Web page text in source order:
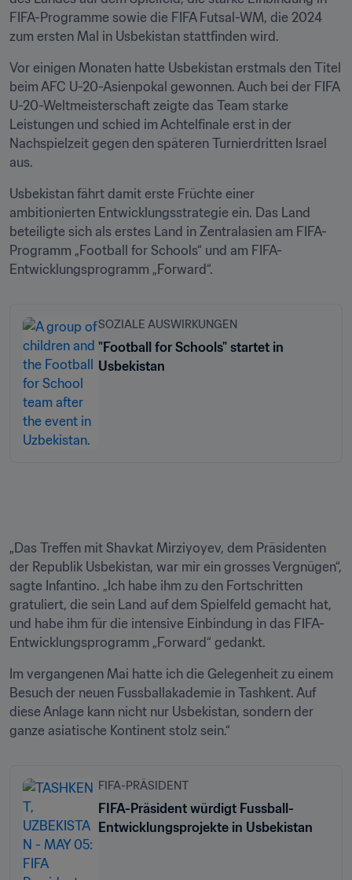
FIFA-Programme sowie die FIFA Futsal-WM, die 2024
zum ersten Mal in Usbekistan stattfinden wird.
Vor einigen Monaten hatte Usbekistan erstmals den Titel
beim AFC U-20-Asienpokal gewonnen. Auch bei der FIFA
U-20-Weltmeisterschaft zeigte das Team starke
Leistungen und schied im Achtelfinale erst in der
Nachspielzeit gegen den späteren Turnierdritten Israel
aus.
Usbekistan fährt damit erste Früchte einer
ambitionierten Entwicklungsstrategie ein. Das Land
beteiligte sich als erstes Land in Zentralasien am FIFA-
Programm „Football for Schools“ und am FIFA-
Entwicklungsprogramm „Forward“.
SOZIALE AUSWIRKUNGEN
"Football for Schools" startet in
Usbekistan
„Das Treffen mit Shavkat Mirziyoyev, dem Präsidenten
der Republik Usbekistan, war mir ein grosses Vergnügen“,
sagte Infantino. „Ich habe ihm zu den Fortschritten
gratuliert, die sein Land auf dem Spielfeld gemacht hat,
und habe ihm für die intensive Einbindung in das FIFA-
Entwicklungsprogramm „Forward“ gedankt.
Im vergangenen Mai hatte ich die Gelegenheit zu einem
Besuch der neuen Fussballakademie in Tashkent. Auf
diese Anlage kann nicht nur Usbekistan, sondern der
ganze asiatische Kontinent stolz sein.“
FIFA-PRÄSIDENT
FIFA-Präsident würdigt Fussball-
Entwicklungsprojekte in Usbekistan